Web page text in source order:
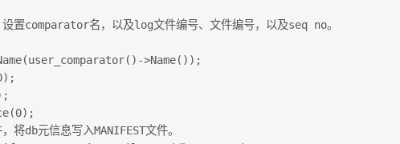
设置comparator名，以及log文件编号、文件编号，以及seq no。
>Name());
将db元信息写入MANIFEST文件。